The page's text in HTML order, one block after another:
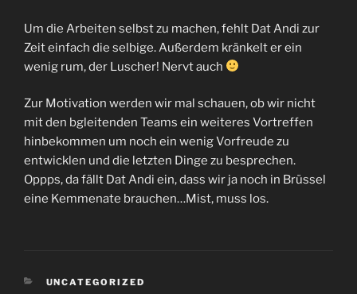
Um die Arbeiten selbst zu machen, fehlt Dat Andi zur
Zeit einfach die selbige. Außerdem kränkelt er ein
wenig rum, der Luscher! Nervt auch
Zur Motivation werden wir mal schauen, ob wir nicht
mit den bgleitenden Teams ein weiteres Vortreffen
hinbekommen um noch ein wenig Vorfreude zu
entwicklen und die letzten Dinge zu besprechen.
Oppps, da fällt Dat Andi ein, dass wir ja noch in Brüssel
eine Kemmenate brauchen…Mist, muss los.
KATEGORIEN
UNCATEGORIZED